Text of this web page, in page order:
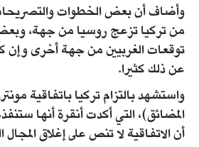
وأضاف أن بعض الخطوات
من تركيا تزعج روسيا من جهة،
توقعات الغربيين من جهة أخرى وإن
عن ذلك كثيرا.
واستشهد بالتزام تركيا باتفاقية
المضائق)، التي أكدت أنقرة أنها
أن الاتفاقية لا تنص على إغلاق